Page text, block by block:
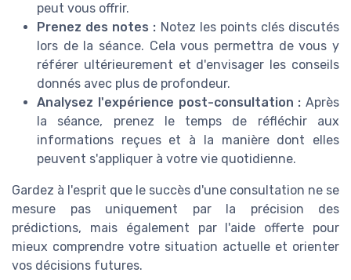
peut vous offrir.
Prenez des notes : Notez les points clés discutés
lors de la séance. Cela vous permettra de vous y
référer ultérieurement et d'envisager les conseils
donnés avec plus de profondeur.
Analysez l'expérience post-consultation : Après
la séance, prenez le temps de réfléchir aux
informations reçues et à la manière dont elles
peuvent s'appliquer à votre vie quotidienne.
Gardez à l'esprit que le succès d'une consultation ne se
mesure pas uniquement par la précision des
prédictions, mais également par l'aide offerte pour
mieux comprendre votre situation actuelle et orienter
vos décisions futures.